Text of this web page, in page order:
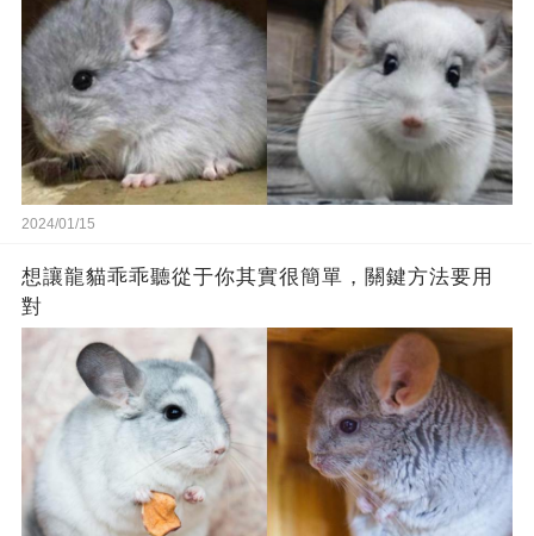
2024/01/15
想讓龍貓乖乖聽從于你其實很簡單，關鍵方法要用
對